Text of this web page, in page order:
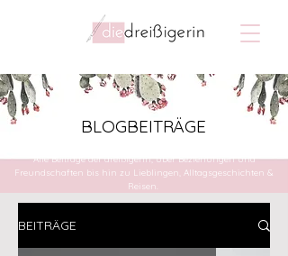
BLOGBEITRÄGE
Alle Beiträge der dreißigerin, über Beziehungen und
Freundschaften bis hin zu Lieblingen, Alltagsgeschichten &
Reisen.
BEITRÄGE